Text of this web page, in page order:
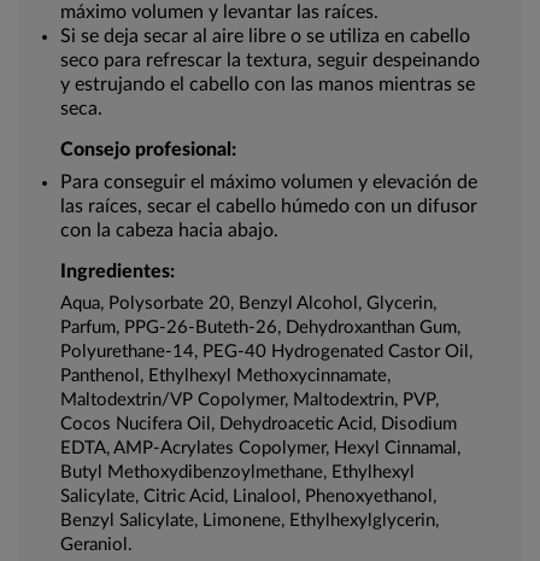
máximo volumen y levantar las raíces.
Si se deja secar al aire libre o se utiliza en cabello
seco para refrescar la textura, seguir despeinando
y estrujando el cabello con las manos mientras se
seca.
Consejo profesional:
Para conseguir el máximo volumen y elevación de
las raíces, secar el cabello húmedo con un difusor
con la cabeza hacia abajo.
Ingredientes:
Aqua, Polysorbate 20, Benzyl Alcohol, Glycerin,
Parfum, PPG-26-Buteth-26, Dehydroxanthan Gum,
Polyurethane-14, PEG-40 Hydrogenated Castor Oil,
Panthenol, Ethylhexyl Methoxycinnamate,
Maltodextrin/VP Copolymer, Maltodextrin, PVP,
Cocos Nucifera Oil, Dehydroacetic Acid, Disodium
EDTA, AMP-Acrylates Copolymer, Hexyl Cinnamal,
Butyl Methoxydibenzoylmethane, Ethylhexyl
Salicylate, Citric Acid, Linalool, Phenoxyethanol,
Benzyl Salicylate, Limonene, Ethylhexylglycerin,
Geraniol.